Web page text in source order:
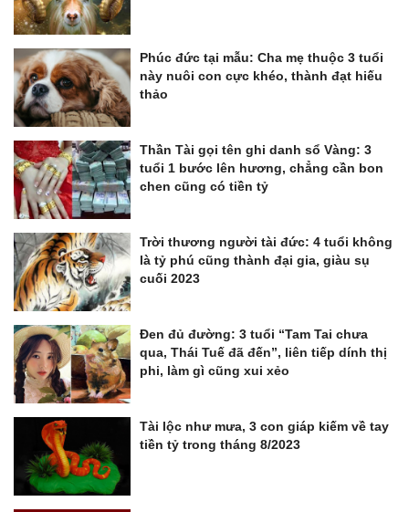
Phúc đức tại mẫu: Cha mẹ thuộc 3 tuổi
này nuôi con cực khéo, thành đạt hiếu
thảo
Thần Tài gọi tên ghi danh sổ Vàng: 3
tuổi 1 bước lên hương, chẳng cần bon
chen cũng có tiền tỷ
Trời thương người tài đức: 4 tuổi không
là tỷ phú cũng thành đại gia, giàu sụ
cuối 2023
Đen đủ đường: 3 tuổi “Tam Tai chưa
qua, Thái Tuế đã đến”, liên tiếp dính thị
phi, làm gì cũng xui xẻo
Tài lộc như mưa, 3 con giáp kiếm về tay
tiền tỷ trong tháng 8/2023